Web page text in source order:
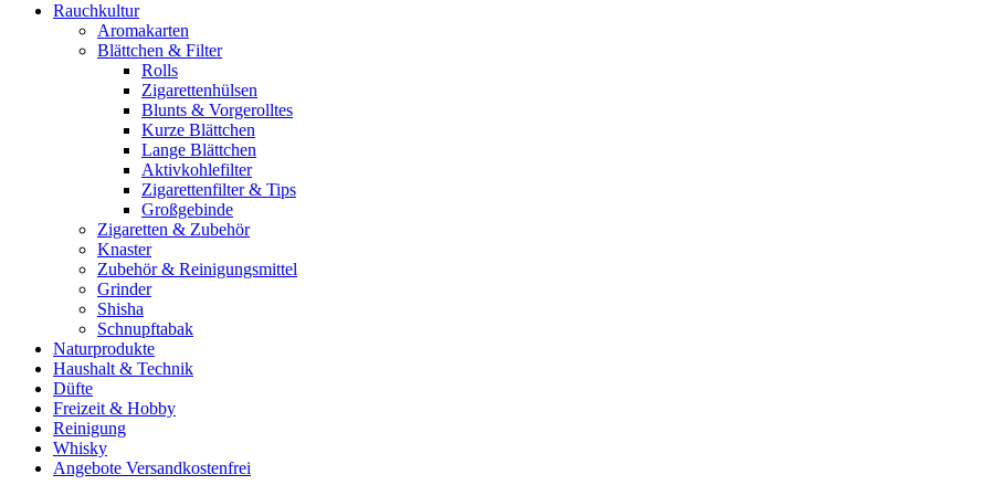
Rauchkultur
Aromakarten
Blättchen & Filter
Rolls
Zigarettenhülsen
Blunts & Vorgerolltes
Kurze Blättchen
Lange Blättchen
Aktivkohlefilter
Zigarettenfilter & Tips
Großgebinde
Zigaretten & Zubehör
Knaster
Zubehör & Reinigungsmittel
Grinder
Shisha
Schnupftabak
Naturprodukte
Haushalt & Technik
Düfte
Freizeit & Hobby
Reinigung
Whisky
Angebote Versandkostenfrei